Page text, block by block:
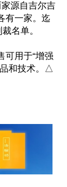
源自吉尔吉
有一家。迄
名单。
可用于“增强